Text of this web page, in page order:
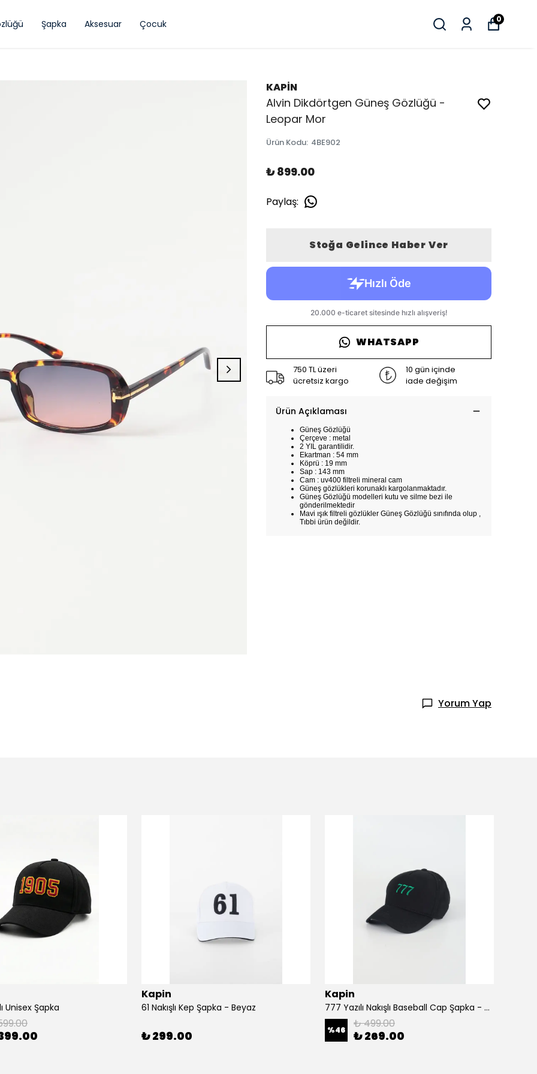
Şapka Aksesuar Çocuk 0
KAPİN
Alvin Dikdörtgen Güneş Gözlüğü -
Leopar Mor
Ürün Kodu: 4BE902
₺ 899.00
Paylaş:
Stoğa Gelince Haber Ver
WHATSAPP
750 TL üzeri
ücretsiz kargo
10 gün içinde
iade değişim
Ürün Açıklaması
Güneş Gözlüğü
Çerçeve : metal
2 YIL garantilidir.
Ekartman : 54 mm
Köprü : 19 mm
Sap : 143 mm
Cam : uv400 filtreli mineral cam
Güneş gözlükleri korunaklı kargolanmaktadır.
Güneş Gözlüğü modelleri kutu ve silme bezi ile
gönderilmektedir
Mavi ışık filtreli gözlükler Güneş Gözlüğü sınıfında olup ,
Tıbbi ürün değildir.
Yorum Yap
Unisex Şapka
Kapin
61 Nakışlı Kep Şapka - Beyaz
₺ 299.00
Kapin
777 Yazılı Nakışlı Baseball Cap Şapka - Siyah
%46 ₺ 499.00
₺ 269.00